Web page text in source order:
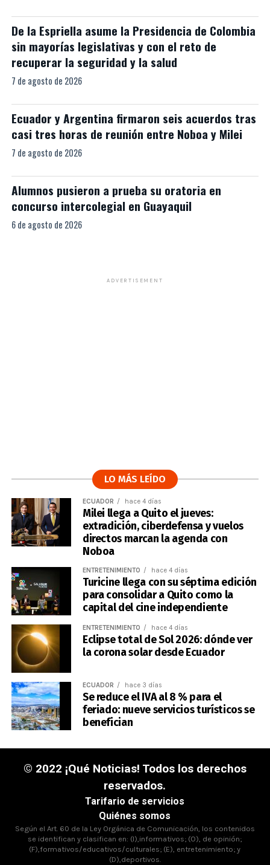
De la Espriella asume la Presidencia de Colombia
sin mayorías legislativas y con el reto de
recuperar la seguridad y la salud
7 de agosto de 2026
Ecuador y Argentina firmaron seis acuerdos tras
casi tres horas de reunión entre Noboa y Milei
7 de agosto de 2026
Alumnos pusieron a prueba su oratoria en
concurso intercolegial en Guayaquil
6 de agosto de 2026
ADVERTISEMENT
LO MÁS LEÍDO
ECUADOR hace 4 días
Milei llega a Quito el jueves:
extradición, ciberdefensa y vuelos
directos marcan la agenda con
Noboa
ENTRETENIMIENTO hace 4 días
Turicine llega con su séptima edición
para consolidar a Quito como la
capital del cine independiente
ENTRETENIMIENTO hace 4 días
Eclipse total de Sol 2026: dónde ver
la corona solar desde Ecuador
ECUADOR hace 3 días
Se reduce el IVA al 8 % para el
feriado: nueve servicios turísticos se
benefician
© 2022 ¡Qué Noticias! Todos los derechos
reservados.
Tarifario de servicios
Quiénes somos
Según el Art. 60 de la Ley Orgánica de Comunicación, los contenidos
se identifican y clasifican en: (I),informativos; (O), de opinión;
(F),formativos/educativos/culturales; (E), entretenimiento; y
(D),deportivos.